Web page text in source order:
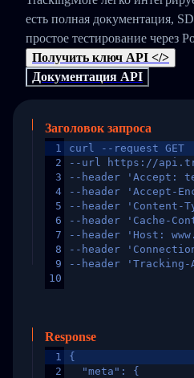
есть полная документация,
простое тестирование через
Получить ключ API </>
Документация API
Заголовок запроса
1
2
3
4
5
6
7
8
9
10
curl --request GET
--url https://
--header 'Accept:
--header 'Accept-
--header 'Content-
--header 'Cache-
--header 'Host:
--header
--header 'Tracking-
Response
1
2
{
  "meta": {